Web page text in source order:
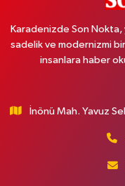
Karadenizde Son
sadelik ve modernizmi
insanlara haber
İnönü Mah. Yavuz